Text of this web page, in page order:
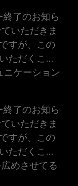
終了のお知ら
いただきま
すが、この
ただくこ…
ニケーション
終了のお知ら
いただきま
すが、この
ただくこ…
めさせてる